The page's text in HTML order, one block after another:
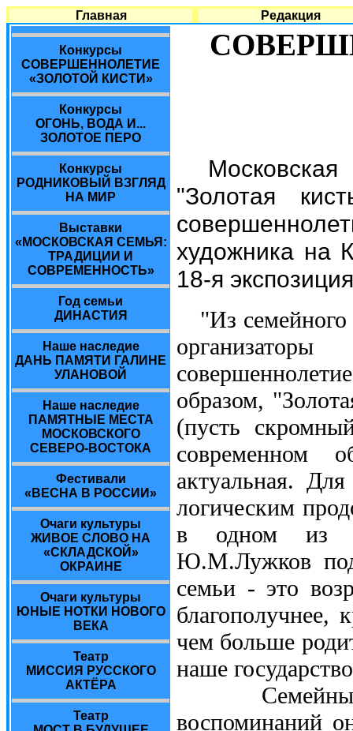
Главная Редакция
Конкурсы
СОВЕРШЕННОЛЕТИЕ
«ЗОЛОТОЙ КИСТИ»
Конкурсы
ОГОНЬ, ВОДА И...
ЗОЛОТОЕ ПЕРО
Конкурсы
РОДНИКОВЫЙ ВЗГЛЯД
НА МИР
Выставки
«МОСКОВСКАЯ СЕМЬЯ:
ТРАДИЦИИ И
СОВРЕМЕННОСТЬ»
Год семьи
ДИНАСТИЯ
Наше наследие
ДАНЬ ПАМЯТИ ГАЛИНЕ
УЛАНОВОЙ
Наше наследие
ПАМЯТНЫЕ МЕСТА
МОСКОВСКОГО
СЕВЕРО-ВОСТОКА
Фестивали
«ВЕСНА В РОССИИ»
Очаги культуры
ЖИВОЕ СЛОВО НА
«СКЛАДСКОЙ»
ОКРАИНЕ
Очаги культуры
ЮНЫЕ НОТКИ НОВОГО
ВЕКА
Театр
МИССИЯ РУССКОГО
АКТЁРА
Театр
"Золотая
художника на
18-я
"Из
образом,
(пусть
современном
актуальная.
логическим
в одном из
Ю.М.Лужков
семьи - это
благополучнее,
чем больше
наше
Семейный
воспоминаний